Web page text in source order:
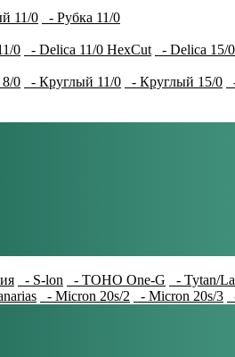
11/0 - Рубка 11/0
0 - Delica 11/0 HexCut - Delica 15/0
0 - Круглый 11/0 - Круглый 15/0
- S-lon - TOHO One-G - Tytan/
- Micron 20s/2 - Micron 20s/3